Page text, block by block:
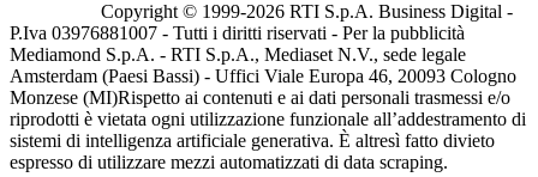
Copyright © 1999-2026 RTI S.p.A. Business Digital -
P.Iva 03976881007 - Tutti i diritti riservati - Per la pubblicità
Mediamond S.p.A. - RTI S.p.A., Mediaset N.V., sede legale
Amsterdam (Paesi Bassi) - Uffici Viale Europa 46, 20093 Cologno
Monzese (MI)Rispetto ai contenuti e ai dati personali trasmessi e/o
riprodotti è vietata ogni utilizzazione funzionale all’addestramento di
sistemi di intelligenza artificiale generativa. È altresì fatto divieto
espresso di utilizzare mezzi automatizzati di data scraping.